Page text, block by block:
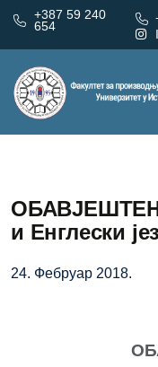
+387 59 240
654
и Енглески
24. Фебруар 2018.